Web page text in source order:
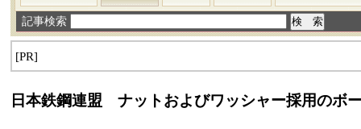
記事検索
[PR]
日本鉄鋼連盟 ナットおよびワッシャー採用のボ